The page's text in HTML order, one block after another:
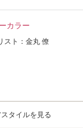
カラー
スト：金丸 僚
タイルを見る